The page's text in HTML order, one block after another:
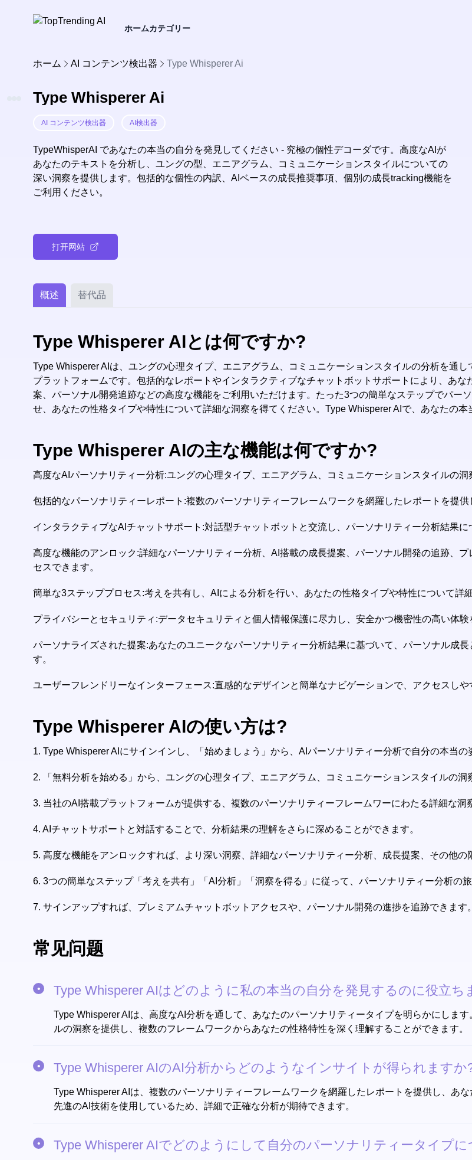
ホームカテゴリー
ホーム AI コンテンツ検出器 Type Whisperer Ai
Type Whisperer Ai
AI コンテンツ検出器 AI検出器
TypeWhisperAI であなたの本当の自分を発見してください - 究極の個性デコーダです。高度なAIが
あなたのテキストを分析し、ユングの型、エニアグラム、コミュニケーションスタイルについての
深い洞察を提供します。包括的な個性の内訳、AIベースの成長推奨事項、個別の成長tracking機能を
ご利用ください。
打开网站
概述 替代品
Type Whisperer AIとは何ですか?
Type Whisperer AIは、ユングの心理タイプ、エニアグラム、コミュニケーションスタイルの分析を通
プラットフォームです。包括的なレポートやインタラクティブなチャットボットサポートにより、あ
案、パーソナル開発追跡などの高度な機能をご利用いただけます。たった3つの簡単なステップでパー
せ、あなたの性格タイプや特性について詳細な洞察を得てください。Type Whisperer AIで、あなたの
Type Whisperer AIの主な機能は何ですか?
高度なAIパーソナリティー分析:ユングの心理タイプ、エニアグラム、コミュニケーションスタイルの洞
包括的なパーソナリティーレポート:複数のパーソナリティーフレームワークを網羅したレポートを提
インタラクティブなAIチャットサポート:対話型チャットボットと交流し、パーソナリティー分析結果に
高度な機能のアンロック:詳細なパーソナリティー分析、AI搭載の成長提案、パーソナル開発の追跡、
セスできます。
簡単な3ステッププロセス:考えを共有し、AIによる分析を行い、あなたの性格タイプや特性について詳
プライバシーとセキュリティ:データセキュリティと個人情報保護に尽力し、安全かつ機密性の高い体験
パーソナライズされた提案:あなたのユニークなパーソナリティー分析結果に基づいて、パーソナル成
す。
ユーザーフレンドリーなインターフェース:直感的なデザインと簡単なナビゲーションで、アクセスしや
Type Whisperer AIの使い方は?
1. Type Whisperer AIにサインインし、「始めましょう」から、AIパーソナリティー分析で自分の本当の
2. 「無料分析を始める」から、ユングの心理タイプ、エニアグラム、コミュニケーションスタイルの洞
3. 当社のAI搭載プラットフォームが提供する、複数のパーソナリティーフレームワーにわたる詳細な洞
4. AIチャットサポートと対話することで、分析結果の理解をさらに深めることができます。
5. 高度な機能をアンロックすれば、より深い洞察、詳細なパーソナリティー分析、成長提案、その他の
6. 3つの簡単なステップ「考えを共有」「AI分析」「洞察を得る」に従って、パーソナリティー分析の旅
7. サインアップすれば、プレミアムチャットボットアクセスや、パーソナル開発の進捗を追跡できます。
常见问题
Type Whisperer AIはどのように私の本当の自分を発見するのに役立ち
Type Whisperer AIは、高度なAI分析を通して、あなたのパーソナリティータイプを明らかにしま
ルの洞察を提供し、複数のフレームワークからあなたの性格特性を深く理解することができます。
Type Whisperer AIのAI分析からどのようなインサイトが得られますか
Type Whisperer AIは、複数のパーソナリティーフレームワークを網羅したレポートを提供し、あ
先進のAI技術を使用しているため、詳細で正確な分析が期待できます。
Type Whisperer AIでどのようにして自分のパーソナリティータイプ